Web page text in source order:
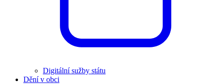
Digitální sužby státu
Dění v obci